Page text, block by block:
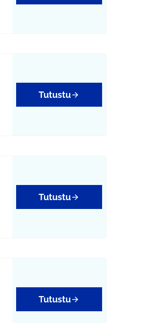
Tutustu
Tutustu
Tutustu